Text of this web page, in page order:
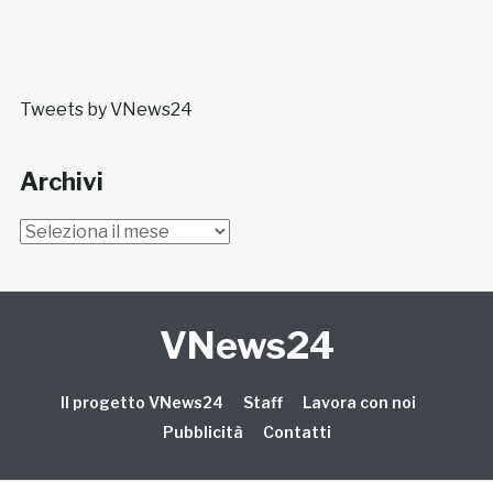
Tweets by VNews24
Archivi
Archivi
VNews24
Il progetto VNews24 Staff
Lavora con noi
Pubblicità
Contatti